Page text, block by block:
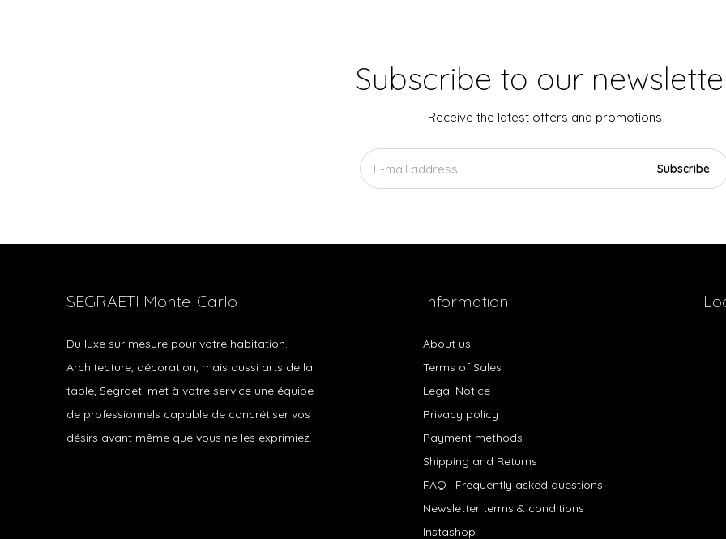
Subscribe to our
Receive the latest offers and promotions
Subscribe
SEGRAETI Monte-Carlo
Du luxe sur mesure pour votre habitation.
Architecture, décoration, mais aussi arts de la
table, Segraeti met à votre service une équipe
de professionnels capable de concrétiser vos
désirs avant même que vous ne les exprimiez.
Information
About us
Terms of Sales
Legal Notice
Privacy policy
Payment methods
Shipping and Returns
FAQ : Frequently asked questions
Newsletter terms & conditions
Instashop